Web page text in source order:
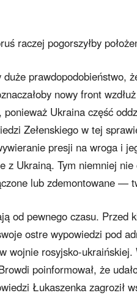
raczej pogorszyłby
prawdopodobieństwo,
nowy front
Ukraina część
Zełenskiego w tej
presji na wroga i
z Ukrainą. Tym niemniej
lub zdemontowane —
od pewnego czasu. Przed
ostre wypowiedzi pod
wojnie rosyjsko-
poinformował, że
Łukaszenka zagroził